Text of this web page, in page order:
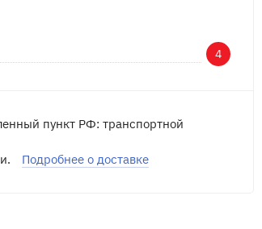
4
пункт РФ: транспортной
Подробнее о доставке